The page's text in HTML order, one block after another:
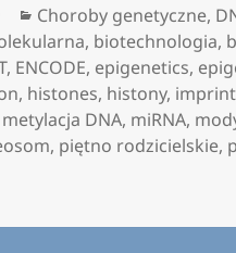
Kategorie
Choroby genetyczne,
, biotechnologia,
, ENCODE, epigenetics,
, histones, histony,
metylacja DNA, miRNA,
, piętno rodzicielskie,